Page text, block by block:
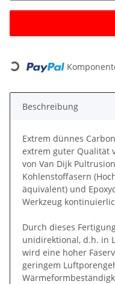
Loading...
Beschreibung
Extrem dünnes
extrem guter Qualität
von Van Dijk
Kohlenstoffasern
äquivalent) und
Werkzeug
Durch dieses
unidirektional, d.h. in
wird eine hoher
geringem